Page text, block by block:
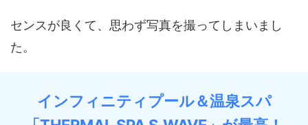
センスが良くて、思わず写真を撮ってしまいまし
た。
インフィニティプール＆温泉スパ